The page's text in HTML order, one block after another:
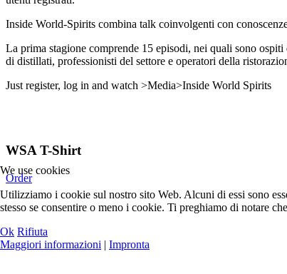
Inside World-Spirits combina talk coinvolgenti con
La prima stagione comprende 15 episodi, nei quali sono
di distillati, professionisti del settore e operatori della
Just register, log in and watch >Media>Inside World Spirits
WSA T-Shirt
Order
We use cookies
Utilizziamo i cookie sul nostro sito Web. Alcuni di essi sono
stesso se consentire o meno i cookie. Ti preghiamo di notare
Ok Rifiuta
Maggiori informazioni | Impronta